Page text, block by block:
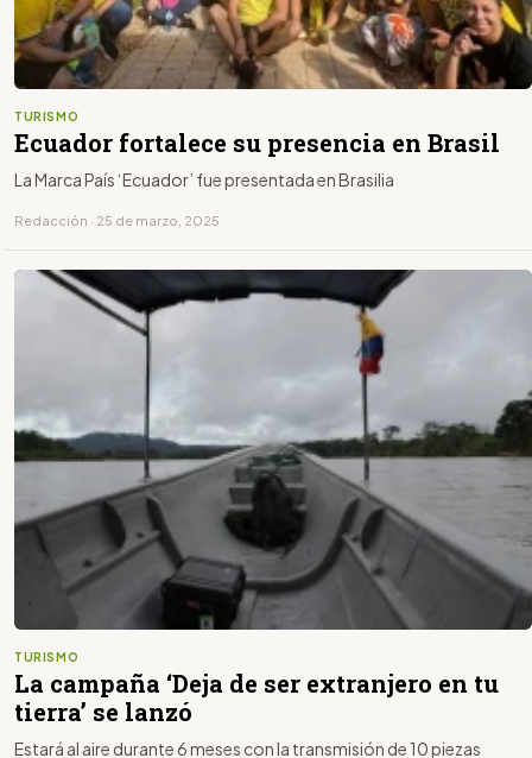
TURISMO
Ecuador fortalece su presencia en Brasil
La Marca País ‘Ecuador’ fue presentada en Brasilia
Redacción · 25 de marzo, 2025
TURISMO
La campaña ‘Deja de ser extranjero en tu
tierra’ se lanzó
Estará al aire durante 6 meses con la transmisión de 10 piezas